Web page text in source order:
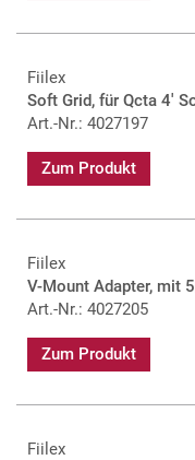
Fiilex
Soft Grid, für Qcta 4'
Art.-Nr.: 4027197
Zum Produkt
Fiilex
V-Mount Adapter, mit
Art.-Nr.: 4027205
Zum Produkt
Fiilex